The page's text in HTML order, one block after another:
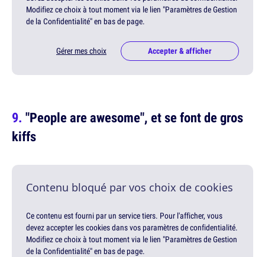
Modifiez ce choix à tout moment via le lien "Paramètres de Gestion
de la Confidentialité" en bas de page.
Gérer mes choix Accepter & afficher
"People are awesome", et se font de gros
kiffs
Contenu bloqué par vos choix de cookies
Ce contenu est fourni par un service tiers. Pour l'afficher, vous
devez accepter les cookies dans vos paramètres de confidentialité.
Modifiez ce choix à tout moment via le lien "Paramètres de Gestion
de la Confidentialité" en bas de page.